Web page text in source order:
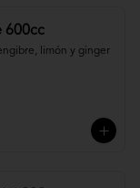
600cc
limón y ginger